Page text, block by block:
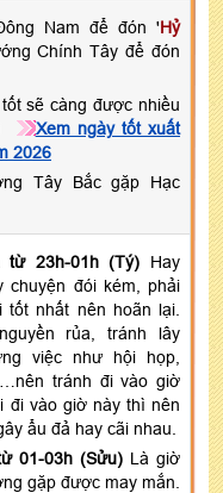
Nam để đón 'Hỷ
Chính Tây để đón
sẽ càng được nhiều
Xem ngày tốt xuất
2026
Tây Bắc gặp Hạc
từ 23h-01h (Tý)
Hay
chuyện đói kém, phải
nhất nên hoãn lại.
rủa, tránh lây
việc như hội họp,
tránh đi vào giờ
đi vào giờ này thì nên
ẩu đả hay cãi nhau.
01-03h (Sửu) Là giờ
gặp được may mắn.